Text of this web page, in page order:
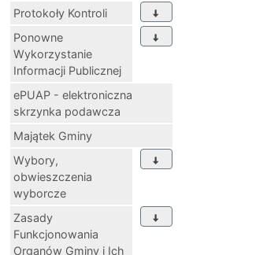
Protokoły Kontroli
Ponowne
Wykorzystanie
Informacji Publicznej
ePUAP - elektroniczna
skrzynka podawcza
Majątek Gminy
Wybory,
obwieszczenia
wyborcze
Zasady
Funkcjonowania
Organów Gminy i Ich